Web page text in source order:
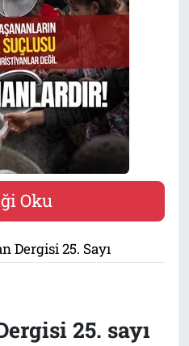
Oku
Dergisi 25. Sayı
25. sayı